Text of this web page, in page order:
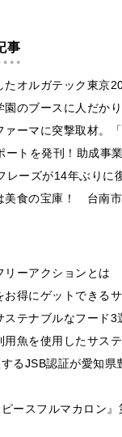
事
たオルガテック東京
園のブースに人だか
ァーマに突撃取材。
ートを発刊！助成
レーズが14年ぶり
美食の宝庫！ 台南
ーアクションとは
得にゲットできる
ステナブルなフード3
魚を使用したサス
るJSB認証が愛知
ースフルマカロン